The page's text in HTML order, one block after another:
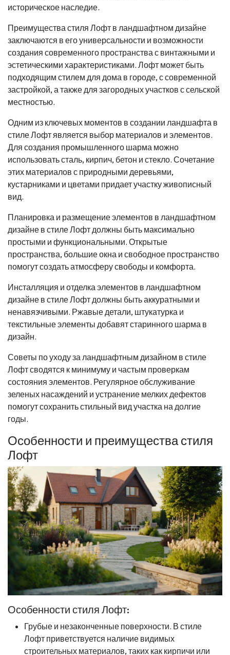
историческое наследие.
Преимущества стиля Лофт в ландшафтном дизайне
заключаются в его универсальности и возможности
создания современного пространства с винтажными и
эстетическими характеристиками. Лофт может быть
подходящим стилем для дома в городе, с современной
застройкой, а также для загородных участков с сельской
местностью.
Одним из ключевых моментов в создании ландшафта в
стиле Лофт является выбор материалов и элементов.
Для создания промышленного шарма можно
использовать сталь, кирпич, бетон и стекло. Сочетание
этих материалов с природными деревьями,
кустарниками и цветами придает участку живописный
вид.
Планировка и размещение элементов в ландшафтном
дизайне в стиле Лофт должны быть максимально
простыми и функциональными. Открытые
пространства, большие окна и свободное пространство
помогут создать атмосферу свободы и комфорта.
Инсталляция и отделка элементов в ландшафтном
дизайне в стиле Лофт должны быть аккуратными и
ненавязчивыми. Ржавые детали, штукатурка и
текстильные элементы добавят старинного шарма в
дизайн.
Советы по уходу за ландшафтным дизайном в стиле
Лофт сводятся к минимуму и частым проверкам
состояния элементов. Регулярное обслуживание
зеленых насаждений и устранение мелких дефектов
помогут сохранить стильный вид участка на долгие
годы.
Особенности и преимущества стиля
Лофт
Особенности стиля Лофт:
Грубые и незаконченные поверхности. В стиле
Лофт приветствуется наличие видимых
строительных материалов, таких как кирпичи или